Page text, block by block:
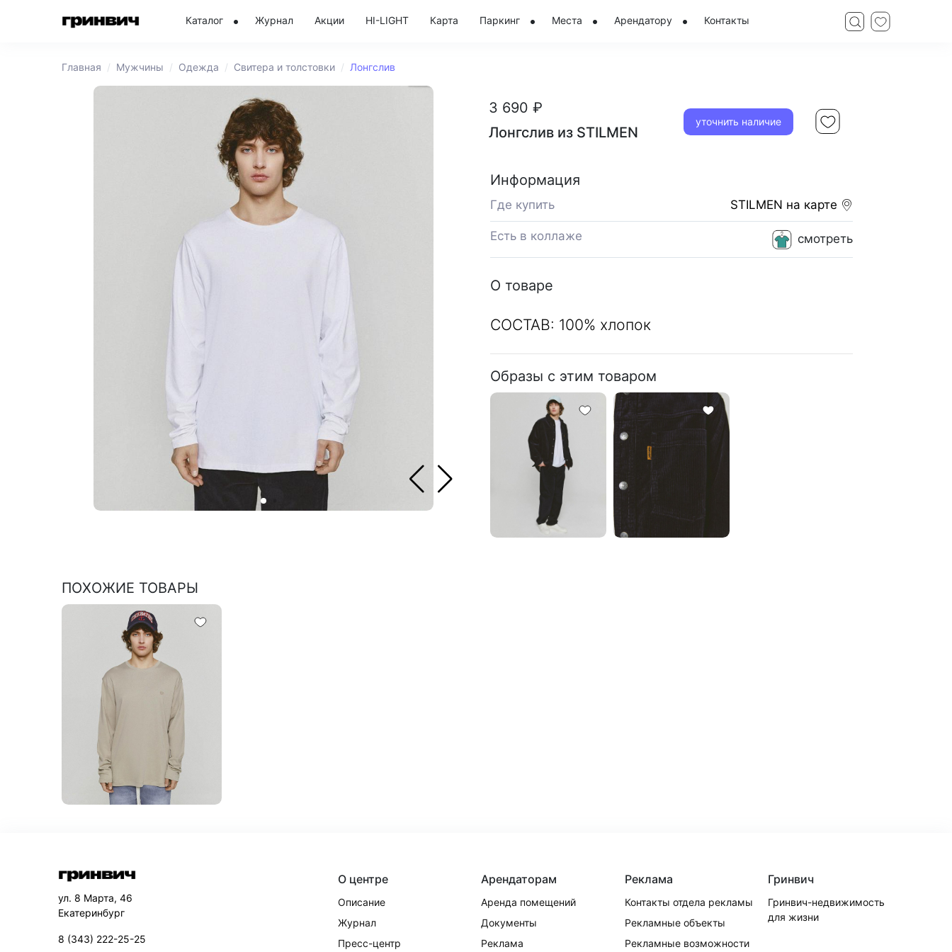
Каталог Журнал Акции HI-LIGHT Карта Паркинг Места Арендатору Контакты
Главная Мужчины Одежда Свитера и толстовки Лонгслив
3 690 ₽
Лонгслив из STILMEN
уточнить наличие
Информация
STILMEN на карте
Где купить
смотреть
Есть в коллаже
О товаре
СОСТАВ: 100% хлопок
Образы с этим товаром
ПОХОЖИЕ ТОВАРЫ
ул. 8 Марта, 46
Екатеринбург
8 (343) 222-25-25
О центре
Описание
Журнал
Пресс-центр
Арендаторам
Аренда помещений
Документы
Реклама
Реклама
Контакты отдела рекламы
Рекламные объекты
Рекламные возможности
Гринвич
Гринвич-недвижимость
для жизни